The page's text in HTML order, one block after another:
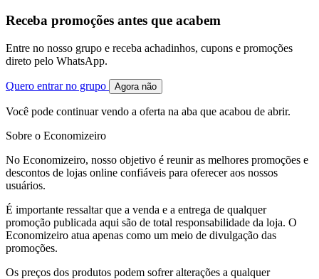
Receba promoções antes que acabem
Entre no nosso grupo e receba achadinhos, cupons e promoções
direto pelo WhatsApp.
Quero entrar no grupo Agora não
Você pode continuar vendo a oferta na aba que acabou de abrir.
Sobre o Economizeiro
No Economizeiro, nosso objetivo é reunir as melhores promoções e
descontos de lojas online confiáveis para oferecer aos nossos
usuários.
É importante ressaltar que a venda e a entrega de qualquer
promoção publicada aqui são de total responsabilidade da loja. O
Economizeiro atua apenas como um meio de divulgação das
promoções.
Os preços dos produtos podem sofrer alterações a qualquer